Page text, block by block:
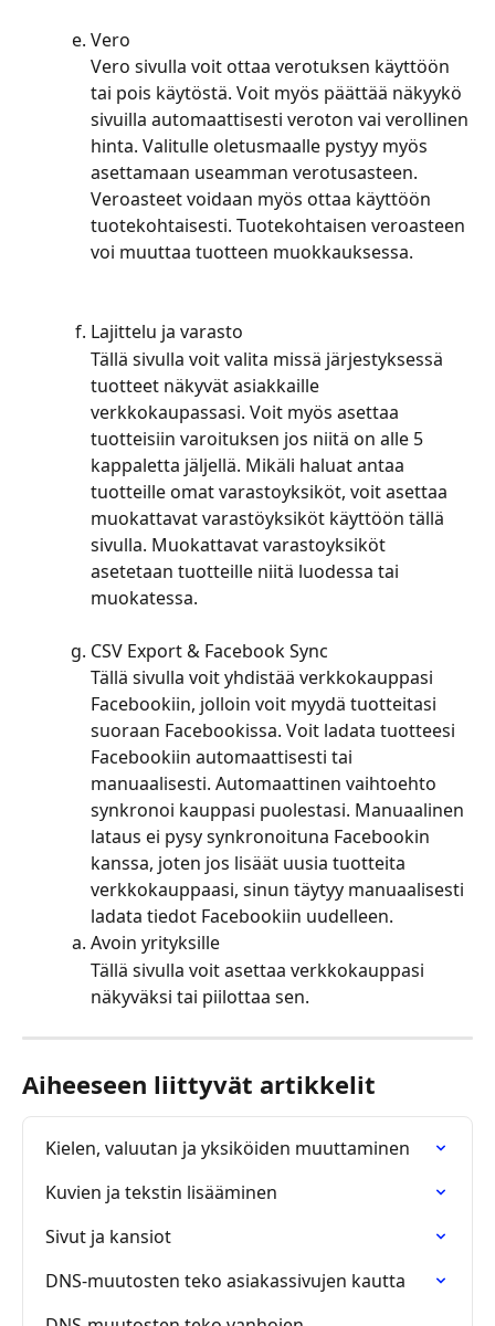
Vero
Vero sivulla voit ottaa verotuksen käyttöön
tai pois käytöstä. Voit myös päättää näkyykö
sivuilla automaattisesti veroton vai verollinen
hinta. Valitulle oletusmaalle pystyy myös
asettamaan useamman verotusasteen.
Veroasteet voidaan myös ottaa käyttöön
tuotekohtaisesti. Tuotekohtaisen veroasteen
voi muuttaa tuotteen muokkauksessa.
Lajittelu ja varasto
Tällä sivulla voit valita missä järjestyksessä
tuotteet näkyvät asiakkaille
verkkokaupassasi. Voit myös asettaa
tuotteisiin varoituksen jos niitä on alle 5
kappaletta jäljellä. Mikäli haluat antaa
tuotteille omat varastoyksiköt, voit asettaa
muokattavat varastöyksiköt käyttöön tällä
sivulla. Muokattavat varastoyksiköt
asetetaan tuotteille niitä luodessa tai
muokatessa.
CSV Export & Facebook Sync
Tällä sivulla voit yhdistää verkkokauppasi
Facebookiin, jolloin voit myydä tuotteitasi
suoraan Facebookissa. Voit ladata tuotteesi
Facebookiin automaattisesti tai
manuaalisesti. Automaattinen vaihtoehto
synkronoi kauppasi puolestasi. Manuaalinen
lataus ei pysy synkronoituna Facebookin
kanssa, joten jos lisäät uusia tuotteita
verkkokauppaasi, sinun täytyy manuaalisesti
ladata tiedot Facebookiin uudelleen.
Avoin yrityksille
Tällä sivulla voit asettaa verkkokauppasi
näkyväksi tai piilottaa sen.
Aiheeseen liittyvät artikkelit
Kielen, valuutan ja yksiköiden muuttaminen
Kuvien ja tekstin lisääminen
Sivut ja kansiot
DNS-muutosten teko asiakassivujen kautta